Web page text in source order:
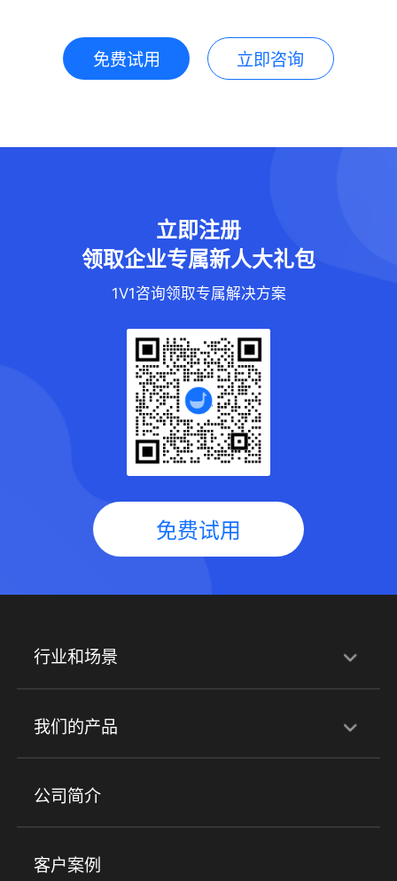
免费试用 立即咨询
立即注册
领取企业专属新人大礼包
1V1咨询领取专属解决方案
免费试用
行业和场景
行业解决方案
培训机构 职业技能培训 兴趣培训
金融行业
我们的产品
产品
小程序商城 ERP 企微SCRM
社群圈子
公司简介
客户案例